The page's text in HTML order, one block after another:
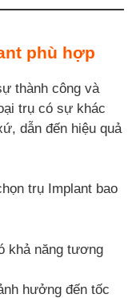
phù hợp
thành công và
trụ có sự khác
dẫn đến hiệu quả
trụ Implant bao
khả năng tương
hưởng đến tốc